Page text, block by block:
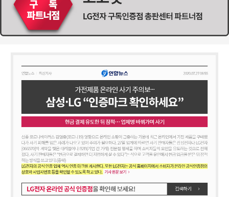
정수기 WD722RK
63,900
55,900원 [방문] [5년약정]
정수기 WD722RK
51,900원 [방문] [6년약정]
정수기 WD722RE
63,900원 [방문] [4년약정]
정수기 WD722RE
55,900원 [방문] [5년약정]